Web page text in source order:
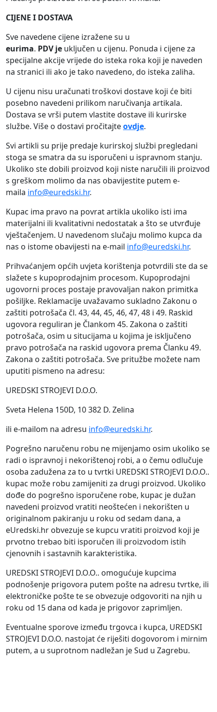
CIJENE I DOSTAVA
Sve navedene cijene izražene su u
eurima. PDV je uključen u cijenu. Ponuda i cijene za
specijalne akcije vrijede do isteka roka koji je naveden
na stranici ili ako je tako navedeno, do isteka zaliha.
U cijenu nisu uračunati troškovi dostave koji će biti
posebno navedeni prilikom naručivanja artikala.
Dostava se vrši putem vlastite dostave ili kurirske
službe. Više o dostavi pročitajteovdje.
Svi artikli su prije predaje kurirskoj službi pregledani
stoga se smatra da su isporučeni u ispravnom stanju.
Ukoliko ste dobili proizvod koji niste naručili ili proizvod
s greškom molimo da nas obavijestite putem e-
maila info@euredski.hr.
Kupac ima pravo na povrat artikla ukoliko isti ima
materijalni ili kvalitativni nedostatak a što se utvrđuje
vještačenjem. U navedenom slučaju molimo kupca da
nas o istome obavijesti na e-mail info@euredski.hr.
Prihvaćanjem općih uvjeta korištenja potvrdili ste da se
slažete s kupoprodajnim procesom. Kupoprodajni
ugovorni proces postaje pravovaljan nakon primitka
pošiljke. Reklamacije uvažavamo sukladno Zakonu o
zaštiti potrošača čl. 43, 44, 45, 46, 47, 48 i 49. Raskid
ugovora reguliran je Člankom 45. Zakona o zaštiti
potrošača, osim u situcijama u kojima je isključeno
pravo potrošača na raskid ugovora prema Članku 49.
Zakona o zaštiti potrošača. Sve pritužbe možete nam
uputiti pismeno na adresu:
UREDSKI STROJEVI D.O.O.
Sveta Helena 150D, 10 382 D. Zelina
ili e-mailom na adresu info@euredski.hr.
Pogrešno naručenu robu ne mijenjamo osim ukoliko se
radi o ispravnoj i nekorištenoj robi, a o čemu odlučuje
osoba zadužena za to u tvrtki UREDSKI STROJEVI D.O.O..
kupac može robu zamijeniti za drugi proizvod. Ukoliko
dođe do pogrešno isporučene robe, kupac je dužan
navedeni proizvod vratiti neoštećen i nekorišten u
originalnom pakiranju u roku od sedam dana, a
eUredski.hr obvezuje se kupcu vratiti proizvod koji je
prvotno trebao biti isporučen ili proizvodom istih
cjenovnih i sastavnih karakteristika.
UREDSKI STROJEVI D.O.O.. omogućuje kupcima
podnošenje prigovora putem pošte na adresu tvrtke, ili
elektroničke pošte te se obvezuje odgovoriti na njih u
roku od 15 dana od kada je prigovor zaprimljen.
Eventualne sporove između trgovca i kupca, UREDSKI
STROJEVI D.O.O. nastojat će riješiti dogovorom i mirnim
putem, a u suprotnom nadležan je Sud u Zagrebu.